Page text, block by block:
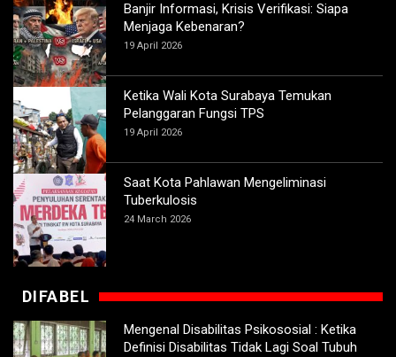
Banjir Informasi, Krisis Verifikasi: Siapa
Menjaga Kebenaran?
19 April 2026
Ketika Wali Kota Surabaya Temukan
Pelanggaran Fungsi TPS
19 April 2026
Saat Kota Pahlawan Mengeliminasi
Tuberkulosis
24 March 2026
DIFABEL
Mengenal Disabilitas Psikososial : Ketika
Definisi Disabilitas Tidak Lagi Soal Tubuh